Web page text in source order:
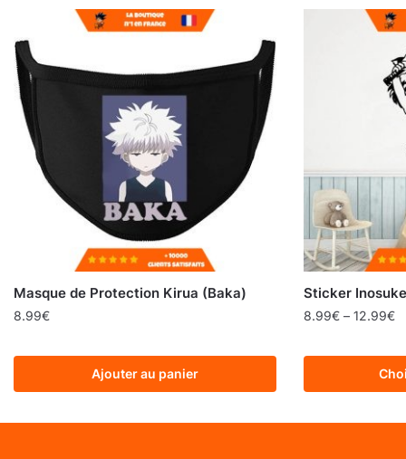
Masque de Protection Kirua (Baka)
8.99€
Ajouter au panier
Sticker
8.99€ – 12.99€